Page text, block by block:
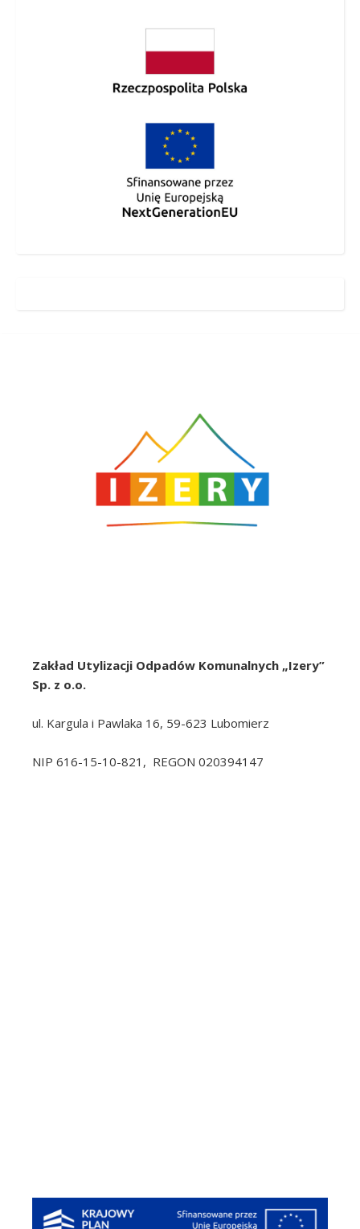
Zakład Utylizacji Odpadów Komunalnych „Izery”
Sp. z o.o.
ul. Kargula i Pawlaka 16, 59-623 Lubomierz
NIP 616-15-10-821, REGON 020394147